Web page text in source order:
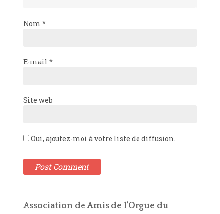
Nom *
E-mail *
Site web
Oui, ajoutez-moi à votre liste de diffusion.
Association de Amis de l'Orgue du